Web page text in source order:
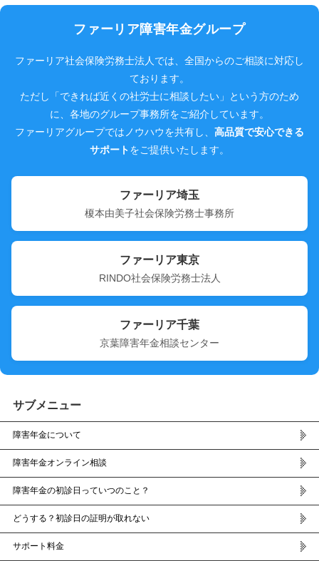
ファーリア障害年金グループ
ファーリア社会保険労務士法人では、全国からのご相談に対応し
ております。
ただし「できれば近くの社労士に相談したい」という方のため
に、各地のグループ事務所をご紹介しています。
ファーリアグループではノウハウを共有し、 高品質で安心できる
サポートをご提供いたします。
ファーリア埼玉
榎本由美子社会保険労務士事務所
ファーリア東京
RINDO社会保険労務士法人
ファーリア千葉
京葉障害年金相談センター
サブメニュー
障害年金について
障害年金オンライン相談
障害年金の初診日っていつのこと？
どうする？初診日の証明が取れない
サポート料金